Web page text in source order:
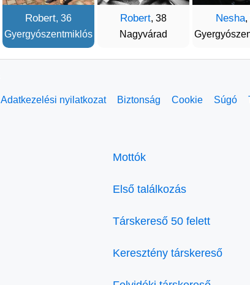
Robert, 36
Gyergyószentmiklós
Robert, 38
Nagyvárad
Nesha,
Adatkezelési nyilatkozat Biztonság Cookie Súgó
Mottók
Első találkozás
Társkereső 50 felett
Keresztény társkereső